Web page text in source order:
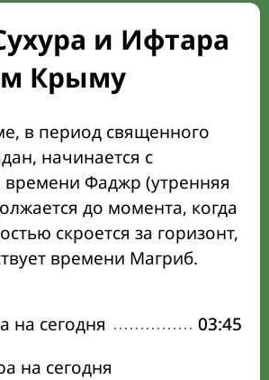
и Ифтара
Крыму
в период священного
начинается с
времени Фаджр (утренняя
до момента, когда
скроется за горизонт,
времени Магриб.
на сегодня
03:45
на сегодня